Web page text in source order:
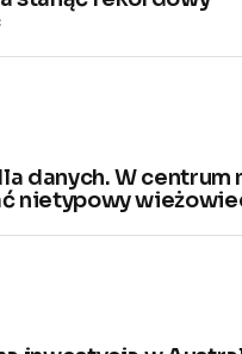
danych. W centrum
nietypowy